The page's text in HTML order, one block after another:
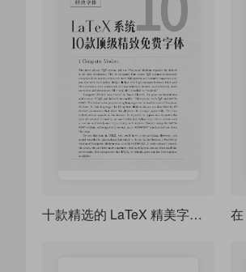
十款精选的 LaTeX 精美字体-全免费，不用 cmr 就盲选这些字体吧